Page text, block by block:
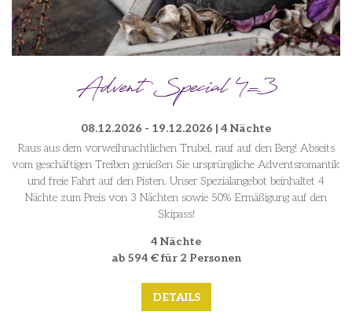
Advent Special 4=3
08.12.2026 - 19.12.2026 | 4 Nächte
Raus aus dem vorweihnachtlichen Trubel, rauf auf den Berg! Abseits
vom geschäftigen Treiben genießen Sie ursprüngliche Adventsromantik
und freie Fahrt auf den Pisten. Unser Spezialangebot beinhaltet 4
Nächte zum Preis von 3 Nächten sowie 50% Ermäßigung auf den
Skipass!
4 Nächte
ab 594 € für 2 Personen
DETAILS